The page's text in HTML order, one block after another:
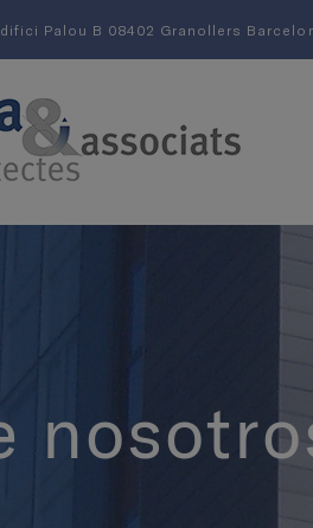
Palou B 08402 Granollers